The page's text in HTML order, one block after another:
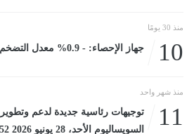
منذ 30 يومًا
10 جهاز الإحصاء: - 0.9% معدل التضخم الشهرى لشهر يونيو 2026
منذ شهر واحد
11
توجيهات رئاسية جديدة لدعم
السويساليوم الأحد، 28 يونيو 2026 01:52 مـ